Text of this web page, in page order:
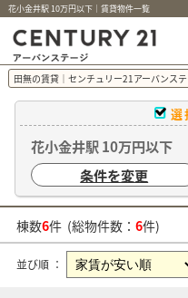
花小金井駅 10万円以下｜賃貸物件一覧
田無の賃貸｜センチュリー21アーバンス
選
花小金井駅 10万円以下
条件を変更
棟数6件 (総物件数： 6件)
並び順 ：